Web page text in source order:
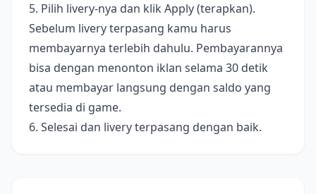
5. Pilih livery-nya dan klik Apply (terapkan).
Sebelum livery terpasang kamu harus
membayarnya terlebih dahulu. Pembayarannya
bisa dengan menonton iklan selama 30 detik
atau membayar langsung dengan saldo yang
tersedia di game.
6. Selesai dan livery terpasang dengan baik.